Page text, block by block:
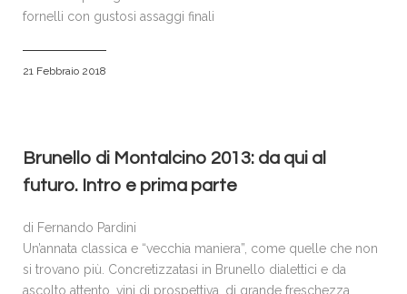
fornelli con gustosi assaggi finali
21 Febbraio 2018
Brunello di Montalcino 2013: da qui al
futuro. Intro e prima parte
di Fernando Pardini
Un’annata classica e “vecchia maniera”, come quelle che non
si trovano più. Concretizzatasi in Brunello dialettici e da
ascolto attento, vini di prospettiva, di grande freschezza